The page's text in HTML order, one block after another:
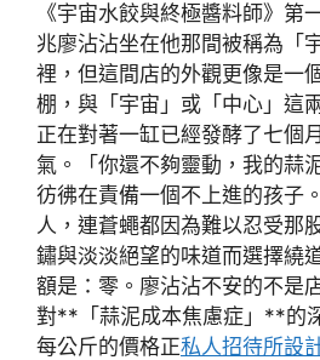
《宇宙水餃與終極醬料師》第
兆廖沾沾坐在他那間被稱為「
裡，但這間店的外觀更像是一
棚，與「宇宙」或「中心」這
正在對著一缸已經發酵了七個
氣。「你還不夠靈動，我的蒜
彷彿在責備一個不上進的孩子
人，連蒼蠅都因為難以忍受那
鏽與淡淡絕望的味道而選擇繞
額是：零。廖沾沾不安的不是
對**「蒜泥成本焦慮症」**的
每公斤的價格正私人招待所設